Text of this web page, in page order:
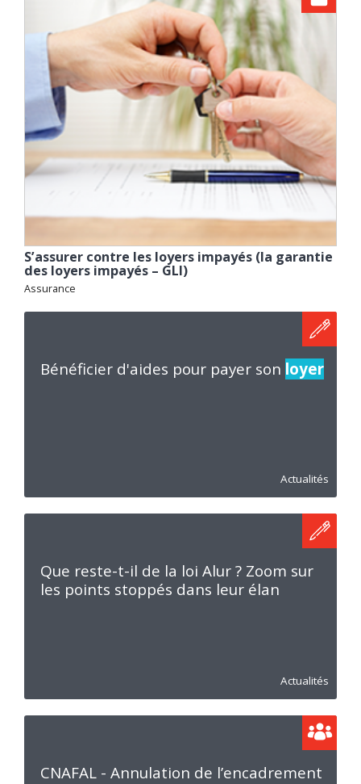
S’assurer contre les loyers impayés (la garantie
des loyers impayés – GLI)
Assurance
Actualités
Bénéficier d'aides pour payer son loyer
Actualités
Que reste-t-il de la loi Alur ? Zoom sur
les points stoppés dans leur élan
CNAFAL - Annulation de l’encadrement